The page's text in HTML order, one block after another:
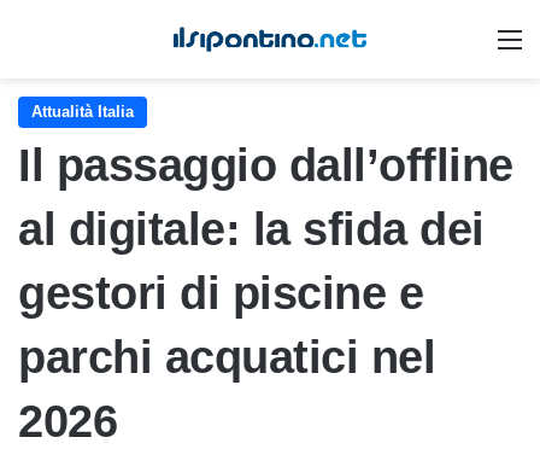
Attualità Italia
Il passaggio dall’offline
al digitale: la sfida dei
gestori di piscine e
parchi acquatici nel
2026